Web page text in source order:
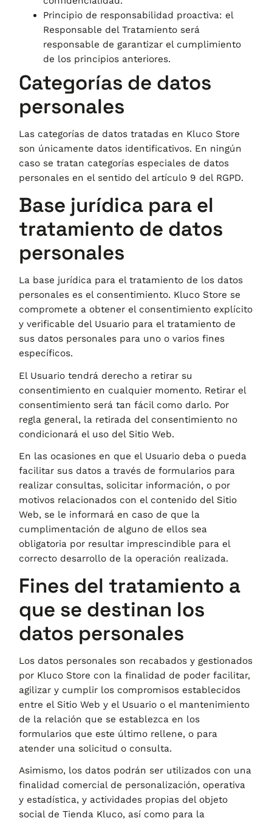
Principio de responsabilidad proactiva: el
Responsable del Tratamiento será
responsable de garantizar el cumplimiento
de los principios anteriores.
Categorías de datos
personales
Las categorías de datos tratadas en Kluco Store
son únicamente datos identificativos. En ningún
caso se tratan categorías especiales de datos
personales en el sentido del artículo 9 del RGPD.
Base jurídica para el
tratamiento de datos
personales
La base jurídica para el tratamiento de los datos
personales es el consentimiento. Kluco Store se
compromete a obtener el consentimiento explícito
y verificable del Usuario para el tratamiento de
sus datos personales para uno o varios fines
específicos.
El Usuario tendrá derecho a retirar su
consentimiento en cualquier momento. Retirar el
consentimiento será tan fácil como darlo. Por
regla general, la retirada del consentimiento no
condicionará el uso del Sitio Web.
En las ocasiones en que el Usuario deba o pueda
facilitar sus datos a través de formularios para
realizar consultas, solicitar información, o por
motivos relacionados con el contenido del Sitio
Web, se le informará en caso de que la
cumplimentación de alguno de ellos sea
obligatoria por resultar imprescindible para el
correcto desarrollo de la operación realizada.
Fines del tratamiento a
que se destinan los
datos personales
Los datos personales son recabados y gestionados
por Kluco Store con la finalidad de poder facilitar,
agilizar y cumplir los compromisos establecidos
entre el Sitio Web y el Usuario o el mantenimiento
de la relación que se establezca en los
formularios que este último rellene, o para
atender una solicitud o consulta.
Asimismo, los datos podrán ser utilizados con una
finalidad comercial de personalización, operativa
y estadística, y actividades propias del objeto
social deTienda Kluco, así como para la